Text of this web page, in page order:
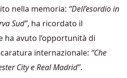
nella memoria: “Dell’esordio in
Sud”, ha ricordato il
avuto l’opportunità di
internazionale: “Che
City e Real Madrid”.